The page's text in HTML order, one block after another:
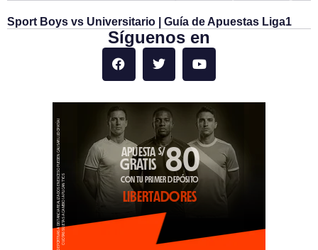
Sport Boys vs Universitario | Guía de Apuestas Liga1
Síguenos en